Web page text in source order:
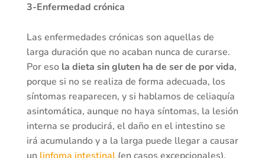
3-Enfermedad crónica
Las enfermedades crónicas son aquellas de
larga duración que no acaban nunca de curarse.
Por eso la dieta sin gluten ha de ser de por vida,
porque si no se realiza de forma adecuada, los
síntomas reaparecen, y si hablamos de celiaquía
asintomática, aunque no haya síntomas, la lesión
interna se producirá, el daño en el intestino se
irá acumulando y a la larga puede llegar a causar